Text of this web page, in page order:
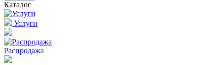
Каталог
Услуги
Распродажа